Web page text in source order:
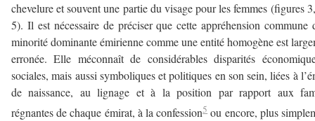
chevelure et souvent une partie du visage pour les femmes (figures
5). Il est nécessaire de préciser que cette appréhension commune
minorité dominante émirienne comme une entité homogène est
erronée. Elle méconnaît de considérables disparités
sociales, mais aussi symboliques et politiques en son sein, liées à
de naissance, au lignage et à la position par rapport aux
régnantes de chaque émirat, à la confession5 ou encore, plus